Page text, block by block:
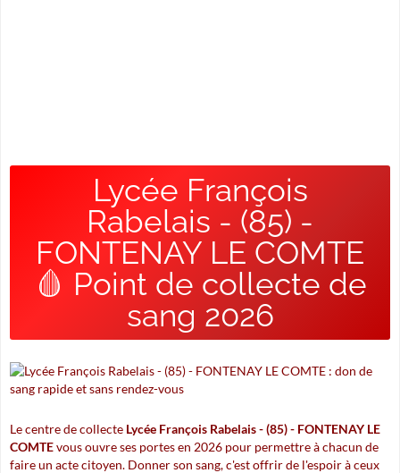
Lycée François
Rabelais - (85) -
FONTENAY LE COMTE
🩸 Point de collecte de
sang 2026
Le centre de collecte Lycée François Rabelais - (85) - FONTENAY LE
COMTEvous ouvre ses portes en 2026 pour permettre à chacun de
faire un acte citoyen. Donner son sang, c'est offrir de l'espoir à ceux